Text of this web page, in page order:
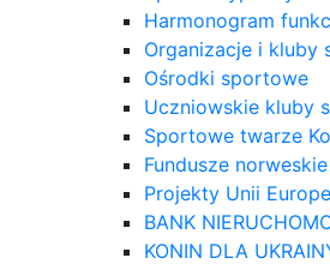
Harmonogram
Organizacje i kluby
Ośrodki sportowe
Uczniowskie kluby
Sportowe twarze
Fundusze
Projekty Unii
BANK
KONIN DLA